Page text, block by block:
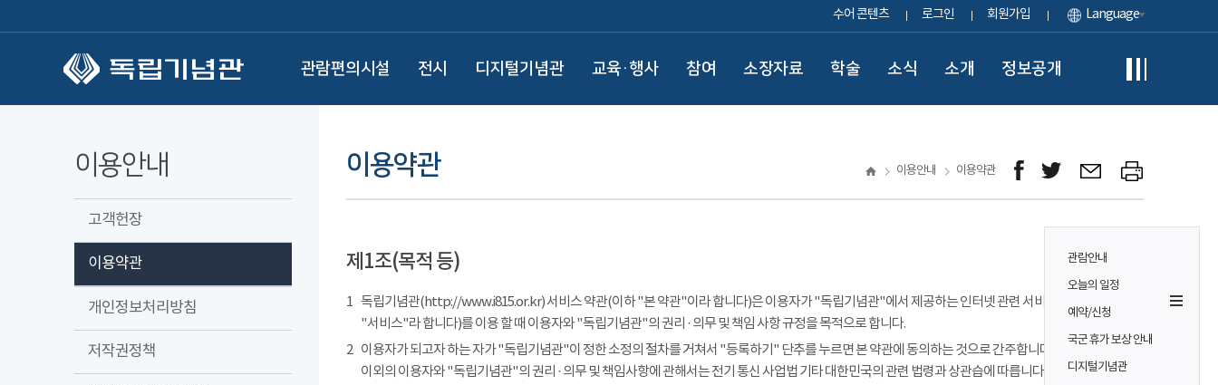
수어 콘텐츠 로그인 회원가입 Language
관람편의시설 전시 디지털기념관 교육·행사 참여 소장자료 학술 소식 소개 정보공개
관람안내
오늘의 일정
예약/신청
국군 휴가 보상 안내
디지털기념관
이용안내
고객헌장
이용약관
개인정보처리방침
저작권정책
이용약관 이용안내 이용약관
제1조(목적 등)
1 독립기념관(http://www.i815.or.kr) 서비스 약관(이하 "본 약관"이라 합니다)은 이용자가 "독립기념관"에서 제공하는 인터넷 관련 서비스(이하
"서비스"라 합니다)를 이용 할 때 이용자와 "독립기념관"의 권리 · 의무 및 책임 사항 규정을 목적으로 합니다.
2 이용자가 되고자 하는 자가 "독립기념관"이 정한 소정의 절차를 거쳐서 "등록하기" 단추를 누르면 본 약관에 동의하는 것으로 간주합니다. 본 약관에 정하는
이외의 이용자와 "독립기념관"의 권리 · 의무 및 책임사항에 관해서는 전기 통신 사업법 기타 대한민국의 관련 법령과 상관습에 따릅니다.